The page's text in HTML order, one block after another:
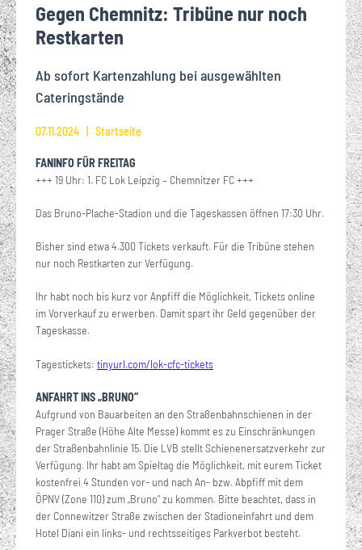
Gegen Chemnitz: Tribüne nur noch
Restkarten
Ab sofort Kartenzahlung bei ausgewählten
Cateringstände
07.11.2024 Startseite
FANINFO FÜR FREITAG
+++ 19 Uhr: 1. FC Lok Leipzig – Chemnitzer FC +++
Das Bruno-Plache-Stadion und die Tageskassen öffnen 17:30 Uhr.
Bisher sind etwa 4.300 Tickets verkauft. Für die Tribüne stehen
nur noch Restkarten zur Verfügung.
Ihr habt noch bis kurz vor Anpfiff die Möglichkeit, Tickets online
im Vorverkauf zu erwerben. Damit spart ihr Geld gegenüber der
Tageskasse.
Tagestickets: tinyurl.com/lok-cfc-tickets
ANFAHRT INS „BRUNO“
Aufgrund von Bauarbeiten an den Straßenbahnschienen in der
Prager Straße (Höhe Alte Messe) kommt es zu Einschränkungen
der Straßenbahnlinie 15. Die LVB stellt Schienenersatzverkehr zur
Verfügung. Ihr habt am Spieltag die Möglichkeit, mit eurem Ticket
kostenfrei 4 Stunden vor- und nach An- bzw. Abpfiff mit dem
ÖPNV (Zone 110) zum „Bruno“ zu kommen. Bitte beachtet, dass in
der Connewitzer Straße zwischen der Stadioneinfahrt und dem
Hotel Diani ein links- und rechtsseitiges Parkverbot besteht.